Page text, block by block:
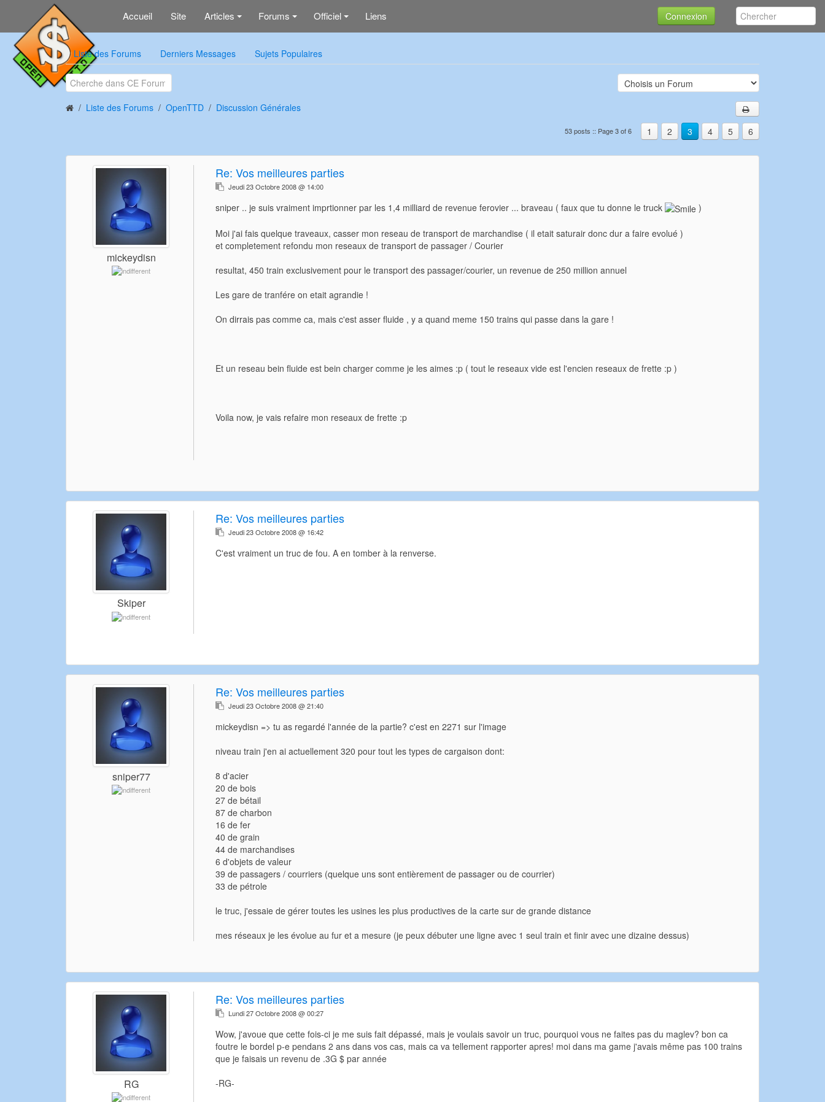
Accueil Site Articles Forums Officiel Liens Connexion
Liste des Forums Derniers Messages Sujets Populaires
Liste des Forums OpenTTD
Discussion Générales
1
2 3 4 5 6
53 posts :: Page 3 of 6
mickeydisn
Re: Vos meilleures parties
Jeudi 23 Octobre 2008 @ 14:00
sniper .. je suis vraiment imprtionner par les 1,4 milliard de revenue ferovier ... braveau ( faux que tu donne le truck )
Moi j'ai fais quelque traveaux, casser mon reseau de transport de marchandise ( il etait saturair donc dur a faire evolué )
et completement refondu mon reseaux de transport de passager / Courier
resultat, 450 train exclusivement pour le transport des passager/courier, un revenue de 250 million annuel
Les gare de tranfére on etait agrandie !
On dirrais pas comme ca, mais c'est asser fluide , y a quand meme 150 trains qui passe dans la gare !
Et un reseau bein fluide est bein charger comme je les aimes :p ( tout le reseaux vide est l'encien reseaux de frette :p )
Voila now, je vais refaire mon reseaux de frette :p
Skiper
Re: Vos meilleures parties
Jeudi 23 Octobre 2008 @ 16:42
C'est vraiment un truc de fou. A en tomber à la renverse.
sniper77
Re: Vos meilleures parties
Jeudi 23 Octobre 2008 @ 21:40
mickeydisn => tu as regardé l'année de la partie? c'est en 2271 sur l'image
niveau train j'en ai actuellement 320 pour tout les types de cargaison dont:
8 d'acier
20 de bois
27 de bétail
87 de charbon
16 de fer
40 de grain
44 de marchandises
6 d'objets de valeur
39 de passagers / courriers (quelque uns sont entièrement de passager ou de courrier)
33 de pétrole
le truc, j'essaie de gérer toutes les usines les plus productives de la carte sur de grande distance
mes réseaux je les évolue au fur et a mesure (je peux débuter une ligne avec 1 seul train et finir avec une dizaine dessus)
RG
Re: Vos meilleures parties
Lundi 27 Octobre 2008 @ 00:27
Wow, j'avoue que cette fois-ci je me suis fait dépassé, mais je voulais savoir un truc, pourquoi vous ne faites pas du maglev? bon ca
foutre le bordel p-e pendans 2 ans dans vos cas, mais ca va tellement rapporter apres! moi dans ma game j'avais même pas 100 trains
que je faisais un revenu de .3G $ par année
-RG-